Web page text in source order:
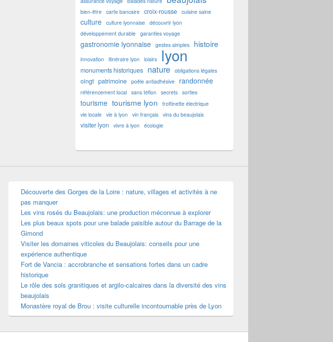
bien-être carte bancaire croix-rousse cuisine saine
culture culture lyonnaise découvrir lyon
développement durable garanties voyage
gastronomie lyonnaise gestes simples histoire
innovation itinéraire lyon loisirs lyon
monuments historiques nature obligations légales
oingt patrimoine poêle antiadhésive randonnée
référencement local sans téflon secrets sorties
tourisme tourisme lyon
trottinette électrique
vie locale vie à lyon vin français vins du beaujolais
visiter lyon vivre à lyon écologie
Découverte des Gorges de la Loire : nature, villages et activités à ne
pas manquer
Les vins rosés du Beaujolais: une production méconnue à explorer
Les plus beaux spots pour une balade paisible autour du Barrage de la
Gimond
Visiter les domaines viticoles du Beaujolais: conseils pour une
expérience authentique
Fort de Vancia : accrobranche et sensations fortes dans un cadre
historique
Le rôle des sols granitiques et argilo-calcaires dans la diversité des vins
beaujolais
Monastère royal de Brou : visite culturelle incontournable près de Lyon